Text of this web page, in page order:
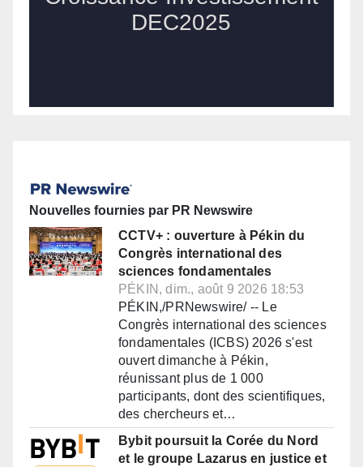
Nouvelles fournies par PR Newswire
CCTV+ : ouverture à Pékin du
Congrès international des
sciences fondamentales
PÉKIN, dim., août 9 2026 18:53
PÉKIN,/PRNewswire/ -- Le
Congrès international des sciences
fondamentales (ICBS) 2026 s'est
ouvert dimanche à Pékin,
réunissant plus de 1 000
participants, dont des scientifiques,
des chercheurs et…
Bybit poursuit la Corée du Nord
et le groupe Lazarus en justice et